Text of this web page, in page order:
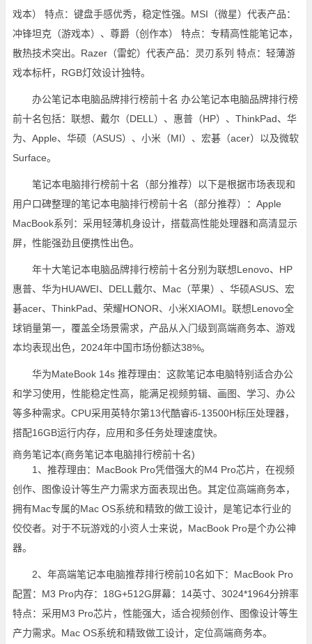
戏本） 特点：键盘手感优秀，稳定性强。MSI（微星）代表产品：
冲锋坦克（游戏本）、尊爵（创作本） 特点：专精高性能笔记本，
散热技术突出。Razer（雷蛇）代表产品：灵刃系列 特点：轻薄游
戏本标杆，RGB灯效设计独特。
办公笔记本电脑品牌排行榜前十名 办公笔记本电脑品牌排行榜
前十名包括：联想、戴尔（DELL）、惠普（HP）、ThinkPad、华
为、Apple、华硕（ASUS）、小米（MI）、宏碁（acer）以及微软
Surface。
笔记本电脑排行榜前十名（部分推荐）以下是根据市场表现和
用户口碑整理的笔记本电脑排行榜前十名（部分推荐）：Apple
MacBook系列：采用轻薄机身设计，搭载高性能处理器和高清显示
屏，性能强劲且便携性出色。
年十大笔记本电脑品牌排行榜前十名分别为联想Lenovo、HP
惠普、华为HUAWEI、DELL戴尔、Mac（苹果）、华硕ASUS、宏
碁acer、ThinkPad、荣耀HONOR、小米XIAOMI。联想Lenovo全
球销量第一，覆盖全场景需求，产品从入门级到高端商务本、游戏
本均表现出色，2024年中国市场份额达38%。
华为MateBook 14s 推荐理由：这款笔记本电脑特别适合办公
和学习使用，性能稳定性高，能满足视频剪辑、画图、学习、办公
等多种需求。CPU采用英特尔第13代酷睿i5-13500H标压处理器，
搭配16GB运行内存，应用和多任务处理速度快。
商务笔记本(商务笔记本电脑排行榜前十名)
1、推荐理由：MacBook Pro凭借强大的M4 Pro芯片，在视频
创作、图像设计等生产力需求方面表现出色。其定位高端商务本，
拥有Mac专属的Mac OS系统和精致的做工设计，是笔记本行业的
佼佼者。对于不玩游戏的小资人士来说，MacBook Pro是个办公神
器。
2、年高端笔记本电脑推荐排行榜前10名如下：MacBook Pro
配置：M3 Pro内存：18G+512G屏幕：14英寸、3024*1964分辨率
特点：采用M3 Pro芯片，性能强大，适合视频创作、图像设计等生
产力需求。Mac OS系统和精致做工设计，定位高端商务本。